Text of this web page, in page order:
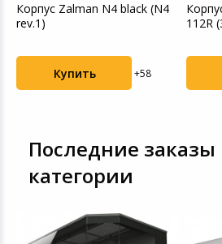
Корпус Zalman N4 black (N4
rev.1)
Купить +58
112R
Последние заказы
категории